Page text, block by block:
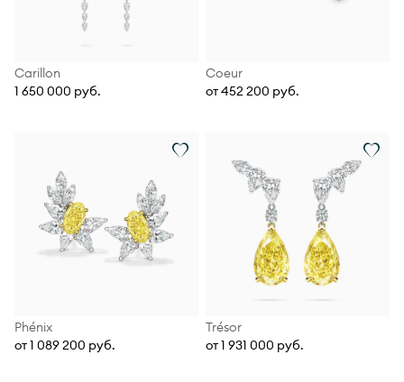
Carillon
1 650 000 руб.
Coeur
от 452 200 руб.
Phénix
от 1 089 200 руб.
Trésor
от 1 931 000 руб.